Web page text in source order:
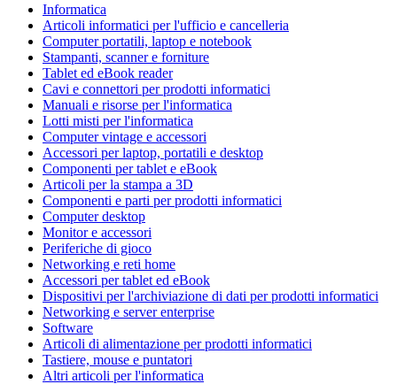
Informatica
Articoli informatici per l'ufficio e cancelleria
Computer portatili, laptop e notebook
Stampanti, scanner e forniture
Tablet ed eBook reader
Cavi e connettori per prodotti informatici
Manuali e risorse per l'informatica
Lotti misti per l'informatica
Computer vintage e accessori
Accessori per laptop, portatili e desktop
Componenti per tablet e eBook
Articoli per la stampa a 3D
Componenti e parti per prodotti informatici
Computer desktop
Monitor e accessori
Periferiche di gioco
Networking e reti home
Accessori per tablet ed eBook
Dispositivi per l'archiviazione di dati per prodotti informatici
Networking e server enterprise
Software
Articoli di alimentazione per prodotti informatici
Tastiere, mouse e puntatori
Altri articoli per l'informatica